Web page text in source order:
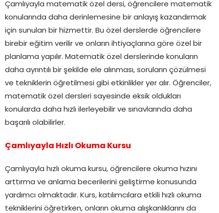
Çamlıyayla matematik özel dersi, öğrencilere matematik
konularında daha derinlemesine bir anlayış kazandırmak
için sunulan bir hizmettir. Bu özel derslerde öğrencilere
birebir eğitim verilir ve onların ihtiyaçlarına göre özel bir
planlama yapılır. Matematik özel derslerinde konuların
daha ayrıntılı bir şekilde ele alınması, soruların çözülmesi
ve tekniklerin öğretilmesi gibi etkinlikler yer alır. Öğrenciler,
matematik özel dersleri sayesinde eksik oldukları
konularda daha hızlı ilerleyebilir ve sınavlarında daha
başarılı olabilirler.
Çamlıyayla Hızlı Okuma Kursu
Çamlıyayla hızlı okuma kursu, öğrencilere okuma hızını
arttırma ve anlama becerilerini geliştirme konusunda
yardımcı olmaktadır. Kurs, katılımcılara etkili hızlı okuma
tekniklerini öğretirken, onların okuma alışkanlıklarını da